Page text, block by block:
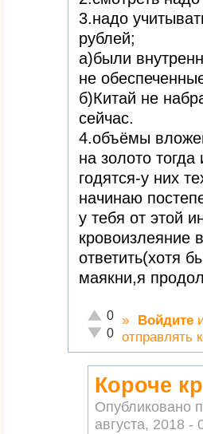
3.надо
рублей;
а)были
не
б)Китай не
сейчас.
4.объёмы
на золото
годятся-у них
начинаю
у тебя от этой
кровоизлеяние
ответить(хотя
маякни,я
Отлично!
0
Неадекватно!
0
» Войдите
отправлять
Короче
Опубликовано
августа, 2018 -